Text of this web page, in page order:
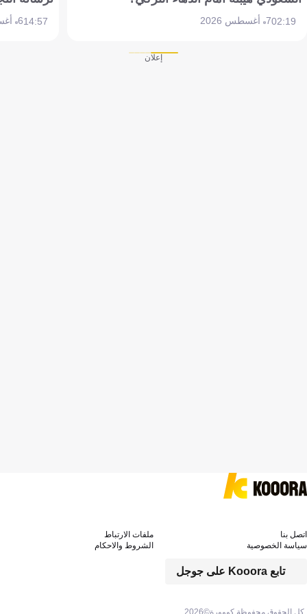
02:197 أغسطس 2026 14:576 أغسطس 2026
إعلان
كل الحقوق محفوظة كووورة©2026
تابع Kooora على جوجل
اتصل بنا
ملفات الارتباط
سياسة الخصوصية
الشروط والاحكام